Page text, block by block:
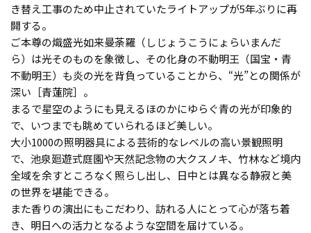
き替え工事のため中止されていたライトアップが5年ぶりに再
開する。
ご本尊の熾盛光如来曼荼羅（しじょうこうにょらいまんだ
ら）は光そのものを象徴し、その化身の不動明王（国宝・青
不動明王）も炎の光を背負っていることから、“光”との関係が
深い［青蓮院］。
まるで星空のようにも見えるほのかにゆらぐ青の光が印象的
で、いつまでも眺めていられるほど美しい。
大小1000の照明器具による芸術的なレベルの高い景観照明
で、池泉廻遊式庭園や天然記念物の大クスノキ、竹林など境内
全域を余すところなく照らし出し、日中とは異なる静寂と美
の世界を堪能できる。
また香りの演出にもこだわり、訪れる人にとって心が落ち着
き、明日への活力となるような空間を届けている。